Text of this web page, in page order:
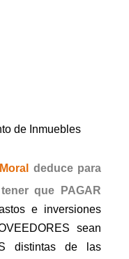
de Inmuebles
deduce para
que PAGAR
e inversiones
sean
distintas de las